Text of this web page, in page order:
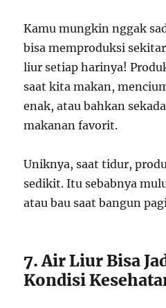
Kamu mungkin nggak
bisa memproduksi
liur setiap harinya!
saat kita makan,
enak, atau bahkan
makanan favorit.
Uniknya, saat tidur,
sedikit. Itu sebabnya
atau bau saat bangun
7. Air Liur Bisa
Kondisi